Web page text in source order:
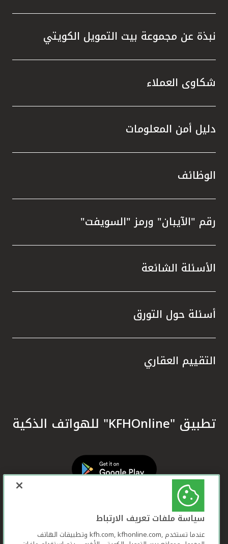
نبذة عن مجموعة بيت التمويل الكويتي
شكاوى العملاء
دليل أمن المعلومات
الوظائف
رقم "الآيبان" ورمز "السويفت"
الأسئلة الشائعة
أسئلة حول التورق
التقييم العقاري
تطبيق "KFHOnline" للهواتف الذكية
سياسة ملفات تعريف الارتباط
عندما تستخدم ,kfh.com, kfhonline.com وتطبيقات الهاتف